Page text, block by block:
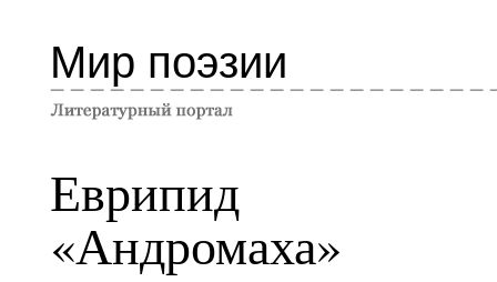
Мир поэзии
Еврипид
«Андромаха»